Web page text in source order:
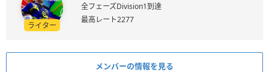
ライター
全フェーズDivision1到達
最高レート2277
メンバーの情報を見る